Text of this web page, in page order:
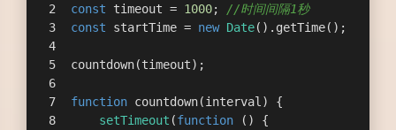
const timeout = 1000; //时间间隔1秒
const startTime = new Date().getTime();
countdown(timeout);
function countdown(interval ) {
setTimeout (function ( ) {